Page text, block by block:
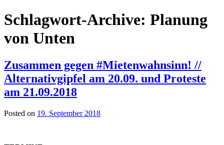
Schlagwort-Archive: Planung
von Unten
Zusammen gegen #Mietenwahnsinn! //
Alternativgipfel am 20.09. und Proteste
am 21.09.2018
Posted on 19. September 2018